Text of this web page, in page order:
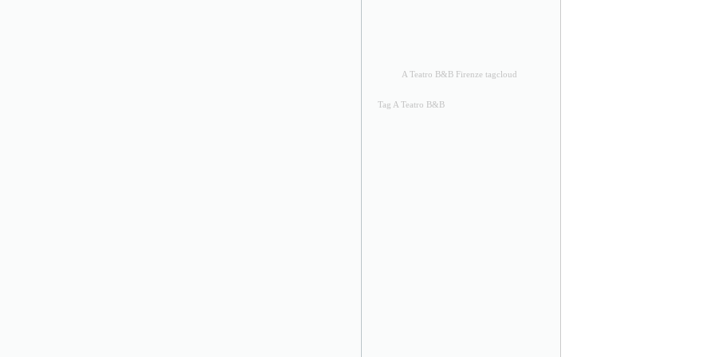
A Teatro B&B Firenze tagcloud
Tag A Teatro B&B